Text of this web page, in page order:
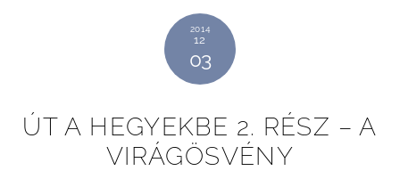
2014
12
03
ÚT A HEGYEKBE 2. RÉSZ – A
VIRÁGÖSVÉNY